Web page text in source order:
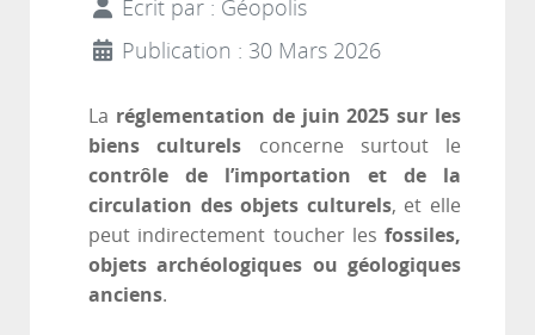
Écrit par : Géopolis
Publication : 30 Mars 2026
La réglementation de juin 2025 sur les
biens culturels concerne surtout le
contrôle de l’importation et de la
circulation des objets culturels, et elle
peut indirectement toucher les fossiles,
objets archéologiques ou géologiques
anciens.